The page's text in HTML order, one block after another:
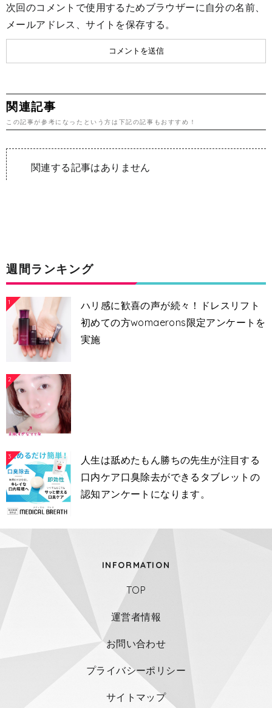
次回のコメントで使用するためブラウザーに自分の名前、
メールアドレス、サイトを保存する。
関連記事
この記事が参考になったという方は下記の記事もおすすめ！
関連する記事はありません
週間ランキング
1
ハリ感に歓喜の声が続々！ドレスリフト
初めての方womaerons限定アンケートを
実施
2
3
人生は舐めたもん勝ちの先生が注目する
口内ケア口臭除去ができるタブレットの
認知アンケートになります。
INFORMATION
TOP
運営者情報
お問い合わせ
プライバシーポリシー
サイトマップ